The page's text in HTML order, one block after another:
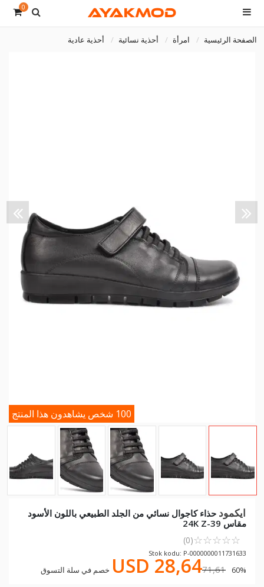
0
الصفحة الرئيسية امرأة أحذية نسائية أحذية عادية
100 شخص يشاهدون هذا المنتج
ايكمود حذاء كاجوال نسائي من الجلد الطبيعي باللون الأسود
مقاس 39-24K Z
☆
☆
☆
☆
☆ ★
★
★
★
★
(0)
Stok kodu: P-0000000011731633
USD 28,6471,61 60% خصم في سلة التسوق